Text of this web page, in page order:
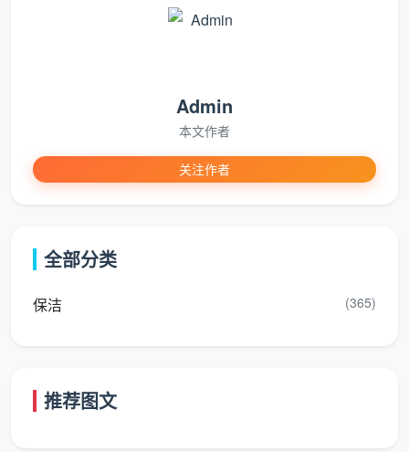
Admin
本文作者
关注作者
全部分类
保洁 (365)
推荐图文